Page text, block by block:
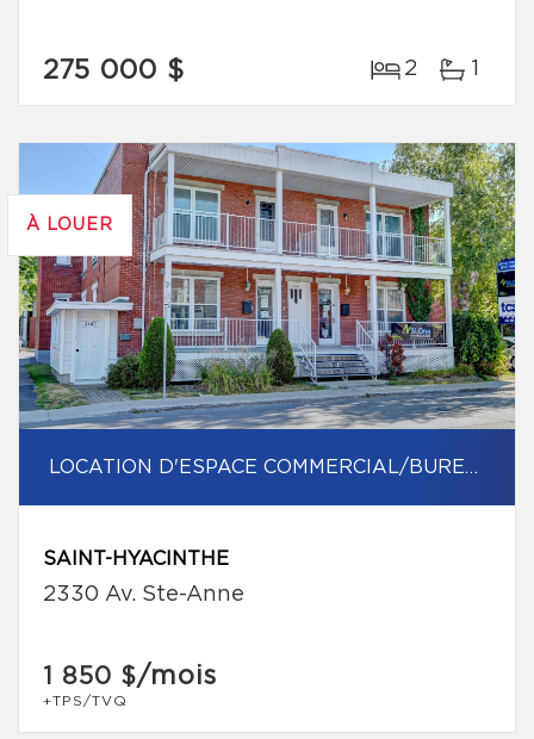
275 000 $ 2 1
À LOUER
LOCATION D'ESPACE COMMERCIAL/BUREAU
SAINT-HYACINTHE
2330 Av. Ste-Anne
1 850 $/mois
+TPS/TVQ